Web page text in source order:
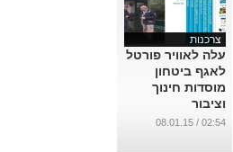
צרכנות
עלה לאוויר פורטל
לאגף ביטחון
מוסדות חינוך
וציבור
...
02:54 / 08.01.15